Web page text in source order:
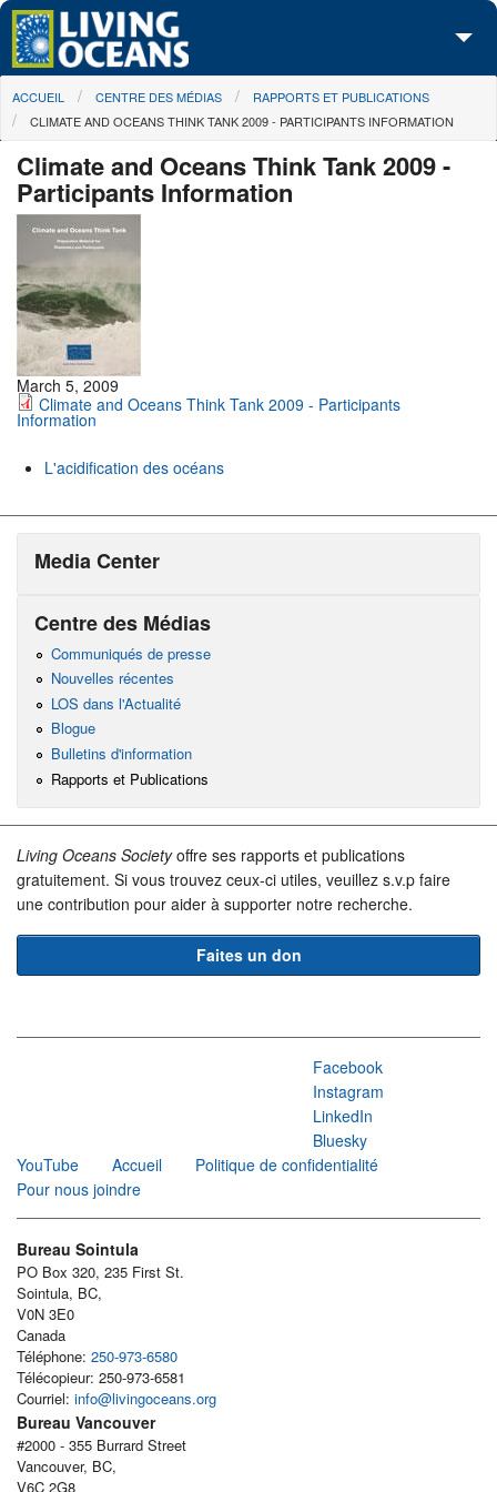
Skip to main content
À propos de nous
Centre des Médias
Les Cartes
Passez à l'action
You are here
ACCUEIL CENTRE DES MÉDIAS
RAPPORTS ET PUBLICATIONS
CLIMATE AND OCEANS THINK TANK 2009 - PARTICIPANTS INFORMATION
Climate and Oceans Think Tank 2009 -
Participants Information
March 5, 2009
Climate and Oceans Think Tank 2009 - Participants
Information
L'acidification des océans
Media Center
Centre des Médias
Communiqués de presse
Nouvelles récentes
LOS dans l'Actualité
Blogue
Bulletins d'information
Rapports et Publications
Living Oceans Societyoffre ses rapports et publications
gratuitement. Si vous trouvez ceux-ci utiles, veuillez s.v.p faire
une contribution pour aider à supporter notre recherche.
Faites un don
Facebook
Instagram
LinkedIn
Bluesky
YouTube
Accueil
Politique de confidentialité
Pour nous joindre
Bureau Sointula
PO Box 320, 235 First St.
Sointula, BC,
V0N 3E0
Canada
Téléphone: 250-973-6580
Télécopieur: 250-973-6581
Courriel: info@livingoceans.org
Bureau Vancouver
#2000 - 355 Burrard Street
Vancouver, BC,
V6C 2G8